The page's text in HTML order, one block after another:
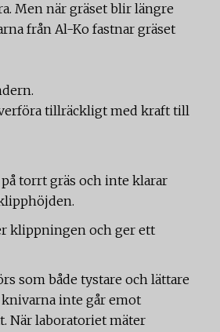
Men när gräset blir längre
från Al-Ko fastnar gräset
tillräckligt med kraft till
torrt gräs och inte klarar
klippningen och ger ett
som både tystare och lättare
inte går emot
När laboratoriet mäter